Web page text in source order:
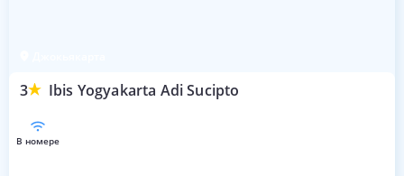
3 Ibis Yogyakarta Adi Sucipto
в номере